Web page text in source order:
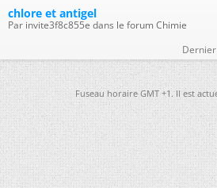
chlore et antigel
Par invite3f8c855e dans le forum Chimie
Fuseau horaire GMT +1. Il est